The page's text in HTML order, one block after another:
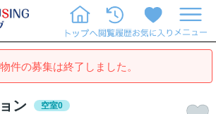
件の募集は終了しました。
ン 空室0